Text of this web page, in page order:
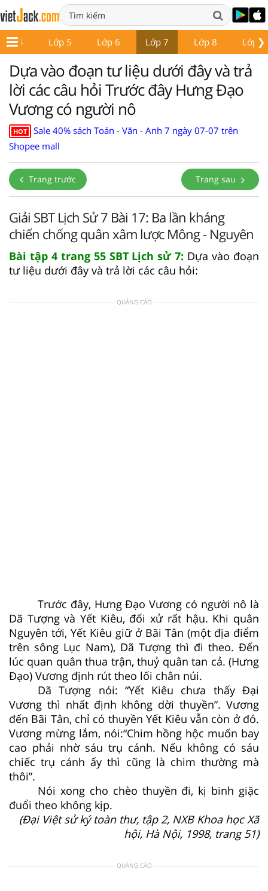
❯
Lớp 4 Lớp 5 Lớp 6 Lớp 7 Lớp 8 Lớp 9
Dựa vào đoạn tư liệu dưới đây và trả
lời các câu hỏi Trước đây Hưng Đạo
Vương có người nô
HOT
Sale 40% sách Toán - Văn - Anh 7 ngày 07-07 trên
Shopee mall
Trang trước Trang sau
Giải SBT Lịch Sử 7 Bài 17: Ba lần kháng
chiến chống quân xâm lược Mông - Nguyên
Bài tập 4 trang 55 SBT Lịch sử 7: Dựa vào đoạn
tư liệu dưới đây và trả lời các câu hỏi:
QUẢNG CÁO
Trước đây, Hưng Đạo Vương có người nô là
Dã Tượng và Yết Kiêu, đối xử rất hậu. Khi quân
Nguyên tới, Yết Kiêu giữ ở Bãi Tân (một địa điểm
trên sông Lục Nam), Dã Tượng thì đi theo. Đến
lúc quan quân thua trận, thuỷ quân tan cả. (Hưng
Đạo) Vương định rút theo lối chân núi.
Dã Tượng nói: “Yết Kiêu chưa thấy Đại
Vương thì nhất định không dời thuyền”. Vương
đến Bãi Tân, chỉ có thuyền Yết Kiêu vẫn còn ở đó.
Vương mừng lắm, nói:“Chim hồng hộc muốn bay
cao phải nhờ sáu trụ cánh. Nếu không có sáu
chiếc trụ cánh ấy thì cũng là chim thường mà
thôi”.
Nói xong cho chèo thuyền đi, kị binh giặc
đuổi theo không kịp.
(Đại Việt sử ký toàn thư, tập 2, NXB Khoa học Xã
hội, Hà Nội, 1998, trang 51)
QUẢNG CÁO